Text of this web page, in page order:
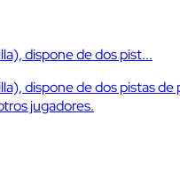
dispone de dos pist...
dispone de dos pistas
jugadores.